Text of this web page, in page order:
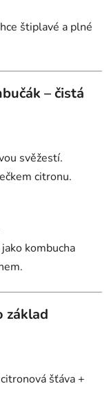
štiplavé a plné
– čistá
svěžestí.
citronu.
kombucha
základ
šťáva +